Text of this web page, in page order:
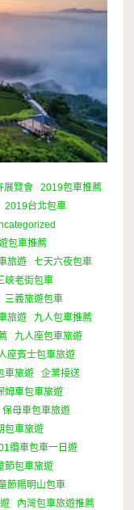
展覽會
2019包車推薦
2019台北包車
包車推薦
旅遊
七天六夜包車
峽老街包車
三義旅遊包車
旅遊
九人包車推薦
九人座包車旅遊
座賓士包車旅遊
車旅遊
企業接送
姆車包車旅遊
保母車包車旅遊
包車旅遊
纜車包車一日遊
節包車旅遊
節陽明山包車
內灣包車旅遊推薦